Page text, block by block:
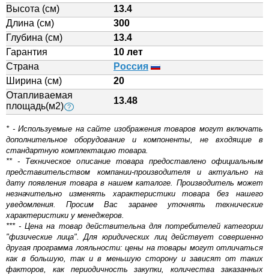
Высота (см)
13.4
Длина (см)
300
Глубина (см)
13.4
Гарантия
10 лет
Страна
Россия
Ширина (см)
20
Отапливаемая
площадь(м2) ?
13.48
* - Используемые на сайте изображения товаров могут включать
дополнительное оборудование и компоненты, не входящие в
стандартную комплектацию товара.
** - Техническое описание товара предоставлено официальным
представительством компании-производителя и актуально на
дату появления товара в нашем каталоге. Производитель может
незначительно изменять характеристики товара без нашего
уведомления. Просим Вас заранее уточнять технические
характеристики у менеджеров.
*** - Цена на товар действительна для потребителей категории
"физические лица". Для юридических лиц действует совершенно
другая программа лояльности: цены на товары могут отличаться
как в большую, так и в меньшую сторону и зависят от таких
факторов, как периодичность закупки, количества заказанных